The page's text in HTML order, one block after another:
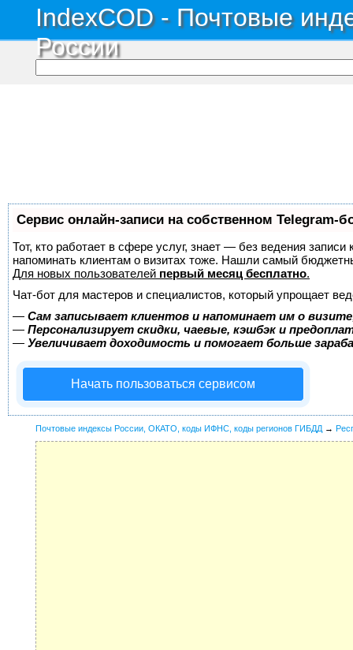
IndexCOD - Почтовые
России
Сервис онлайн-записи на собственном Telegram-
Тот, кто работает в сфере услуг, знает — без ведения
напоминать клиентам о визитах тоже. Нашли самый
Для новых пользователей первый месяц бесплатно.
Чат-бот для мастеров и специалистов, который упрощает
— Сам записывает клиентов и напоминает им о
— Персонализирует скидки, чаевые, кэшбэк и
— Увеличивает доходимость и помогает больше
Начать пользоваться сервисом
Почтовые индексы России, ОКАТО, коды ИФНС, коды регионов ГИБДД →